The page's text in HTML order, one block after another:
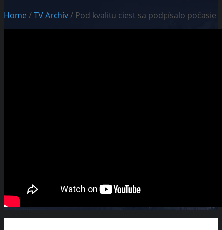
Home/TV Archív/ Pod kvalitu ciest sa podpísalo počasie